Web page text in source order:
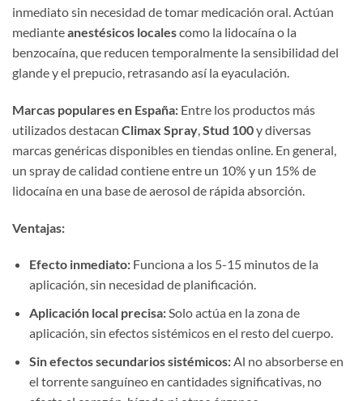
inmediato sin necesidad de tomar medicación oral. Actúan
medianteanestésicos localescomo la lidocaína o la
benzocaína, que reducen temporalmente la sensibilidad del
glande y el prepucio, retrasando así la eyaculación.
Marcas populares en España: Entre los productos más
utilizados destacan Climax Spray Stud 100y diversas
marcas genéricas disponibles en tiendas online. En general,
un spray de calidad contiene entre un 10% y un 15% de
lidocaína en una base de aerosol de rápida absorción.
Ventajas:
Efecto inmediato:Funciona a los 5-15 minutos de la
aplicación, sin necesidad de planificación.
Aplicación local precisa:Solo actúa en la zona de
aplicación, sin efectos sistémicos en el resto del cuerpo.
Sin efectos secundarios sistémicos:Al no absorberse en
el torrente sanguíneo en cantidades significativas, no